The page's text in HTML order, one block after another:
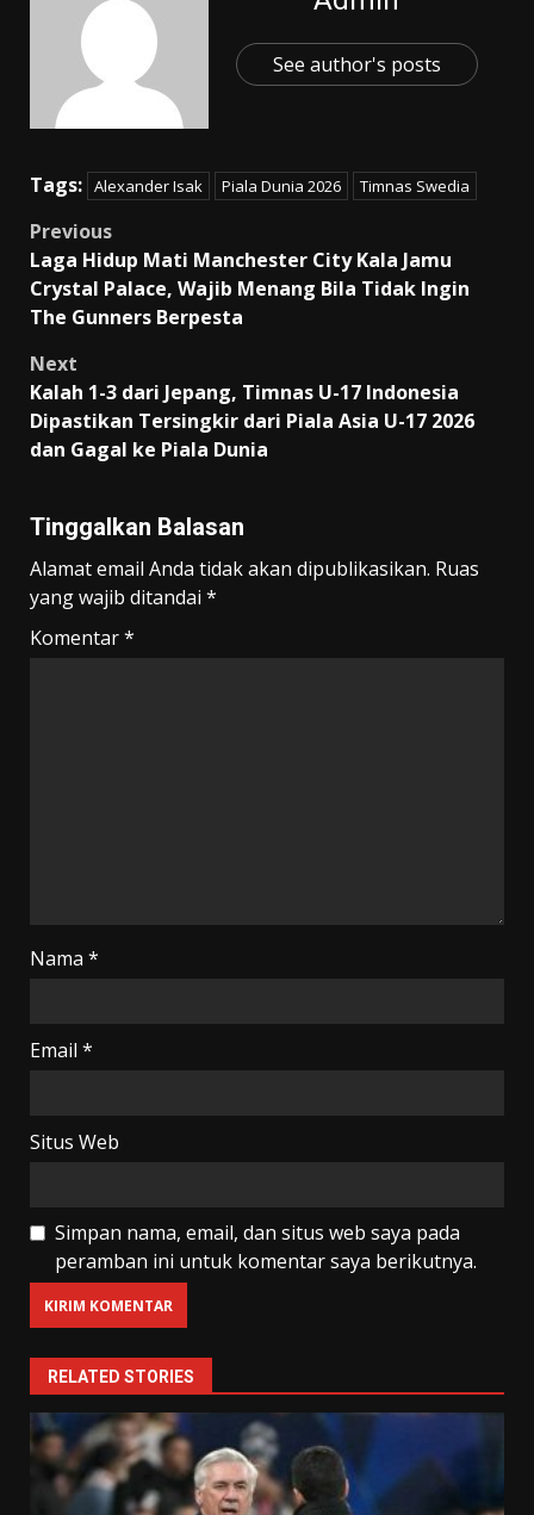
See author's posts
Tags: Alexander Isak Piala Dunia 2026 Timnas Swedia
Post
navigation
Previous
Laga Hidup Mati Manchester City Kala Jamu
Crystal Palace, Wajib Menang Bila Tidak Ingin
The Gunners Berpesta
Next
Kalah 1-3 dari Jepang, Timnas U-17 Indonesia
Dipastikan Tersingkir dari Piala Asia U-17 2026
dan Gagal ke Piala Dunia
Tinggalkan Balasan
Alamat email Anda tidak akan dipublikasikan. Ruas
yang wajib ditandai *
Komentar*
Nama *
Email *
Situs Web
Simpan nama, email, dan situs web saya pada
peramban ini untuk komentar saya berikutnya.
RELATED STORIES